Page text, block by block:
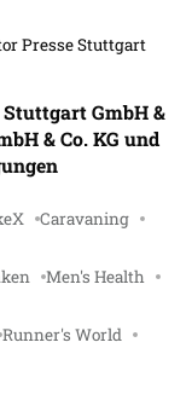
Presse Stuttgart
GmbH &
& Co. KG und
Caravaning
Men's Health
Runner's World